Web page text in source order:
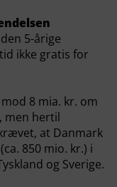
5-årige
ikke gratis for
8 mia. kr. om
men hertil
at Danmark
850 mio. kr.) i
og Sverige.